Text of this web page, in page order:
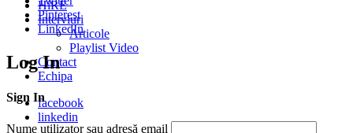
HiRE
Interviuri
Articole
Playlist Video
Contact
Echipa
facebook
linkedin
Pinterest
LinkedIn
Log In
Sign In
Nume utilizator sau adresă email